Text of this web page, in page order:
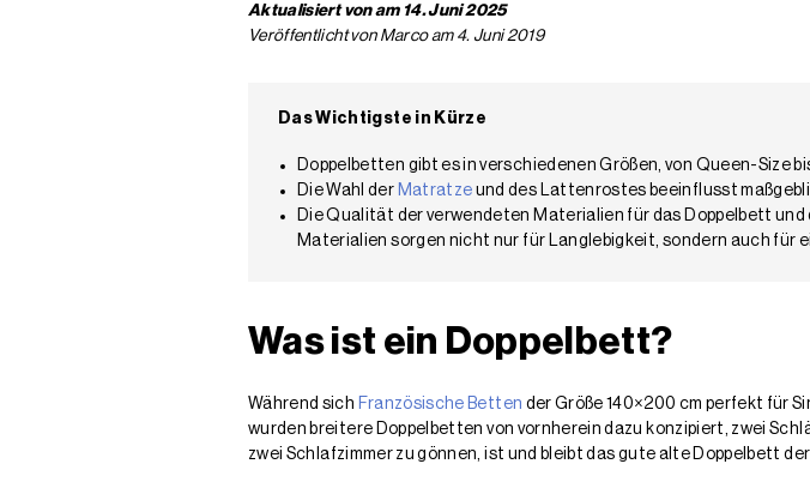
Aktualisiert von am 14. Juni 2025
Veröffentlicht von Marco am 4. Juni 2019
Das Wichtigste in Kürze
Doppelbetten gibt es in verschiedenen Größen, von Queen-Size
Die Wahl der Matratze und des Lattenrostes beeinflusst
Die Qualität der verwendeten Materialien für das Doppelbett
Materialien sorgen nicht nur für Langlebigkeit, sondern auch für
Was ist ein Doppelbett?
Während sich Französische Betten der Größe 140×200 cm perfekt für
wurden breitere Doppelbetten von vornherein dazu konzipiert, zwei
zwei Schlafzimmer zu gönnen, ist und bleibt das gute alte Doppelbett der